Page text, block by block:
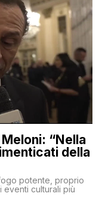
“Nella
della
potente, proprio
culturali più